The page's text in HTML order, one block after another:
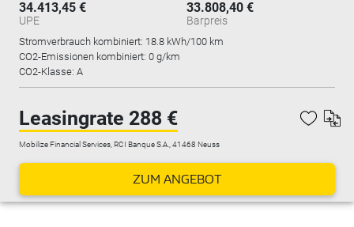
34.413,45 €
UPE
33.808,40 €
Barpreis
Stromverbrauch kombiniert: 18.8 kWh/100 km
CO2-Emissionen kombiniert: 0 g/km
CO2-Klasse: A
Leasingrate 288 €
Mobilize Financial Services, RCI Banque S.A., 41468 Neuss
ZUM ANGEBOT